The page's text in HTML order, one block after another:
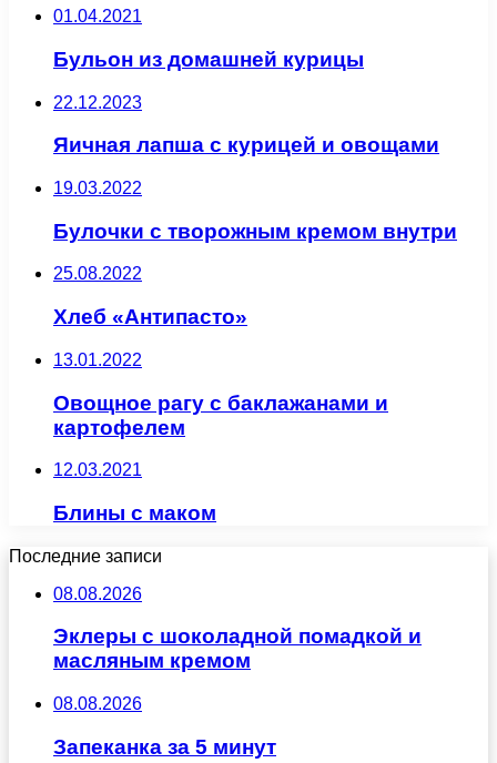
01.04.2021
Бульон из домашней курицы
22.12.2023
Яичная лапша с курицей и овощами
19.03.2022
Булочки с творожным кремом внутри
25.08.2022
Хлеб «Антипасто»
13.01.2022
Овощное рагу с баклажанами и
картофелем
12.03.2021
Блины с маком
Последние записи
08.08.2026
Эклеры с шоколадной помадкой и
масляным кремом
08.08.2026
Запеканка за 5 минут